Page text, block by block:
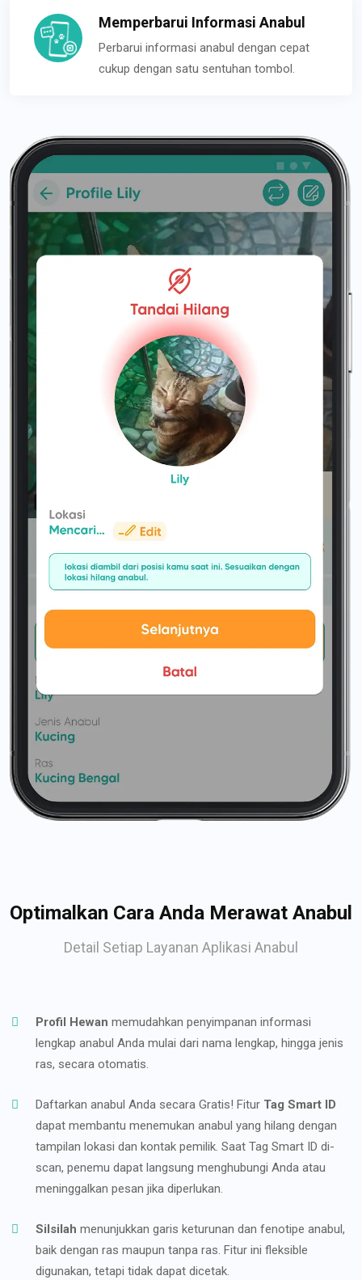
Memperbarui Informasi Anabul
Perbarui informasi anabul dengan cepat
cukup dengan satu sentuhan tombol.
Optimalkan Cara Anda Merawat Anabul
Detail Setiap Layanan Aplikasi Anabul
Profil Hewan memudahkan penyimpanan informasi
lengkap anabul Anda mulai dari nama lengkap, hingga jenis
ras, secara otomatis.
Daftarkan anabul Anda secara Gratis! Fitur Tag Smart ID
dapat membantu menemukan anabul yang hilang dengan
tampilan lokasi dan kontak pemilik. Saat Tag Smart ID di-
scan, penemu dapat langsung menghubungi Anda atau
meninggalkan pesan jika diperlukan.
Silsilah menunjukkan garis keturunan dan fenotipe anabul,
baik dengan ras maupun tanpa ras. Fitur ini fleksible
digunakan, tetapi tidak dapat dicetak.